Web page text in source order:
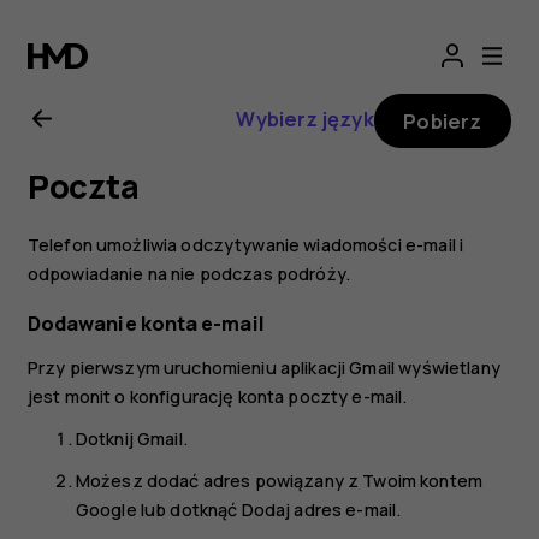
Nokia
8.1
—
instrukcja
obsługi
Wybierz język Pobierz
Poczta
Telefon umożliwia odczytywanie wiadomości e-mail i
odpowiadanie na nie podczas podróży.
Dodawanie konta e-mail
Przy pierwszym uruchomieniu aplikacji Gmail wyświetlany
jest monit o konfigurację konta poczty e-mail.
DotknijGmail.
Możesz dodać adres powiązany z Twoim kontem
Google lub dotknąć Dodaj adres e-mail.